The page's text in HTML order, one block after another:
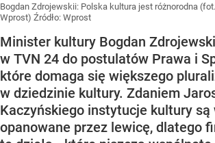
Bogdan Zdrojewskii: Polska kultura jest różnorodna (fot.
Wprost) Źródło: Wprost
Minister kultury Bogdan
w TVN 24 do postulatów Prawa i
które domaga się większego
w dziedzinie kultury. Zdaniem
Kaczyńskiego instytucje kultury są
opanowane przez lewicę, dlatego